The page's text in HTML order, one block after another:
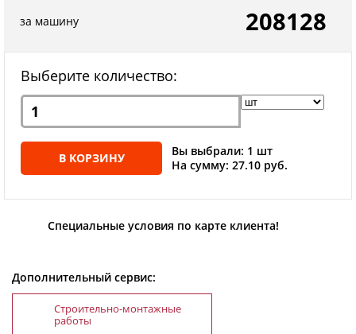
за машину 208128
Выберите количество:
В КОРЗИНУ
Вы выбрали: 1 шт
На сумму: 27.10 руб.
Специальные условия по карте клиента!
Дополнительный сервис:
Строительно-монтажные
работы